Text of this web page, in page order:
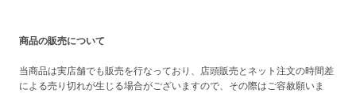
商品の販売について
当商品は実店舗でも販売を行なっており、店頭販売とネット注文の時間差
による売り切れが生じる場合がございますので、その際はご容赦願いま